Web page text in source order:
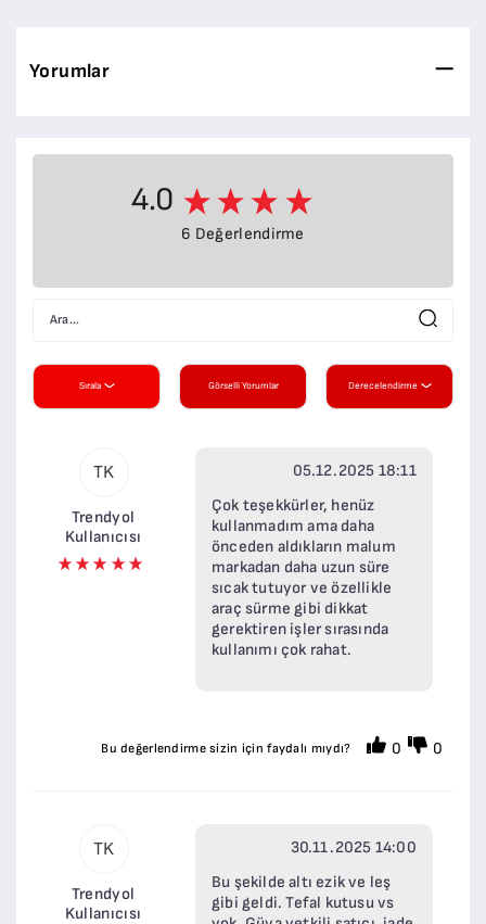
Yorumlar
4.0
6 Değerlendirme
Sırala Görselli Yorumlar Derecelendirme
TK
Trendyol
Kullanıcısı
05.12.2025 18:11
Çok teşekkürler, henüz
kullanmadım ama daha
önceden aldıkların malum
markadan daha uzun süre
sıcak tutuyor ve özellikle
araç sürme gibi dikkat
gerektiren işler sırasında
kullanımı çok rahat.
Bu değerlendirme sizin için faydalı mıydı? 0 0
TK
Trendyol
Kullanıcısı
30.11.2025 14:00
Bu şekilde altı ezik ve leş
gibi geldi. Tefal kutusu vs